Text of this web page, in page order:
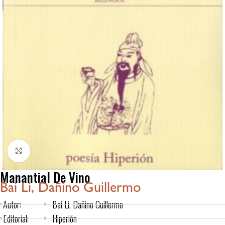
Click to enlarge
Manantial De Vino
Bai Li, Dañino Guillermo
Autor:
Editorial:
Bai Li, Dañino Guillermo
Hiperión